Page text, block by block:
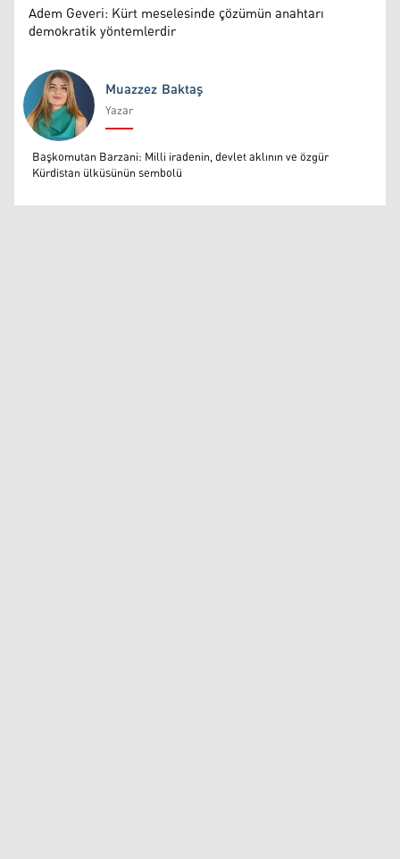
Adem Geveri: Kürt meselesinde çözümün anahtarı
demokratik yöntemlerdir
Muazzez Baktaş
Muazzez Baktaş
Yazar
Başkomutan Barzani: Milli iradenin, devlet aklının ve özgür
Kürdistan ülküsünün sembolü